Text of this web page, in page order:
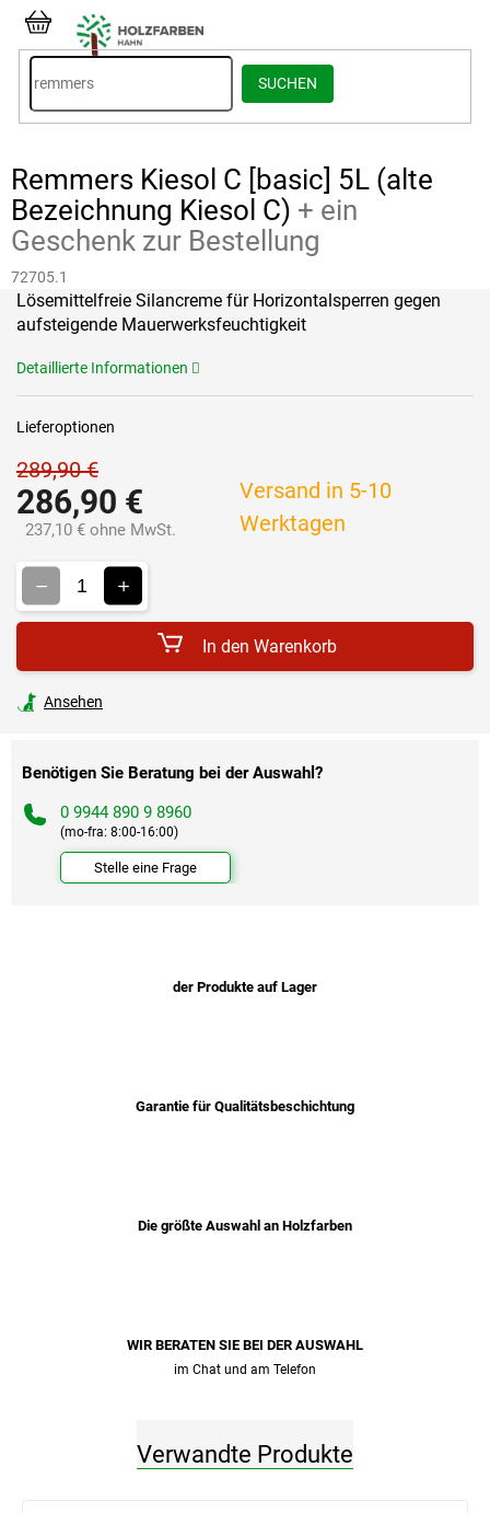
Inhalt
springen
SUCHEN
WARENKORB
Remmers Kiesol C [basic] 5L (alte
Bezeichnung Kiesol C) + ein
Geschenk zur Bestellung
72705.1
289,90 €
286,90 €
237,10 € ohne MwSt.
Versand in 5-10
Werktagen
Lieferoptionen
In den Warenkorb
Lösemittelfreie Silancreme für Horizontalsperren gegen
aufsteigende Mauerwerksfeuchtigkeit
Detaillierte Informationen
Ansehen
Benötigen Sie Beratung bei der Auswahl?
0 9944 890 9 8960
(mo-fra: 8:00-16:00)
Stelle eine Frage
der Produkte auf Lager
Garantie für Qualitätsbeschichtung
Die größte Auswahl an Holzfarben
WIR BERATEN SIE BEI ​​DER AUSWAHL
im Chat und am Telefon
Verwandte Produkte